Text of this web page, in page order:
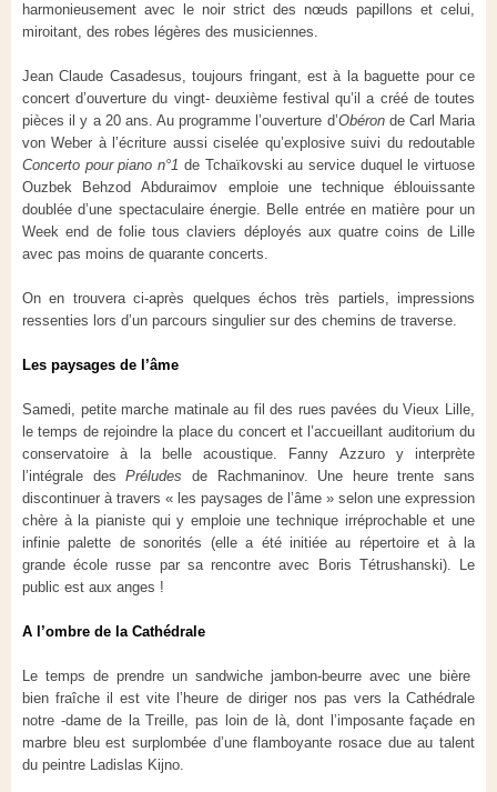
harmonieusement avec le noir strict des nœuds papillons et celui,
miroitant, des robes légères des musiciennes.
Jean Claude Casadesus, toujours fringant, est à la baguette pour ce
concert d’ouverture du vingt- deuxième festival qu’il a créé de toutes
pièces il y a 20 ans. Au programme l’ouverture d’Obéronde Carl Maria
von Weber à l’écriture aussi ciselée qu’explosive suivi du redoutable
Concerto pour piano n°1 de Tchaïkovski au service duquel le virtuose
Ouzbek Behzod Abduraimov emploie une technique éblouissante
doublée d’une spectaculaire énergie. Belle entrée en matière pour un
Week end de folie tous claviers déployés aux quatre coins de Lille
avec pas moins de quarante concerts.
On en trouvera ci-après quelques échos très partiels, impressions
ressenties lors d’un parcours singulier sur des chemins de traverse.
Les paysages de l’âme
Samedi, petite marche matinale au fil des rues pavées du Vieux Lille,
le temps de rejoindre la place du concert et l’accueillant auditorium du
conservatoire à la belle acoustique. Fanny Azzuro y interprète
l’intégrale desPréludes de Rachmaninov. Une heure trente sans
discontinuer à travers « les paysages de l’âme » selon une expression
chère à la pianiste qui y emploie une technique irréprochable et une
infinie palette de sonorités (elle a été initiée au répertoire et à la
grande école russe par sa rencontre avec Boris Tétrushanski). Le
public est aux anges !
A l’ombre de la Cathédrale
Le temps de prendre un sandwiche jambon-beurre avec une bière
bien fraîche il est vite l’heure de diriger nos pas vers la Cathédrale
notre -dame de la Treille, pas loin de là, dont l’imposante façade en
marbre bleu est surplombée d’une flamboyante rosace due au talent
du peintre Ladislas Kijno.